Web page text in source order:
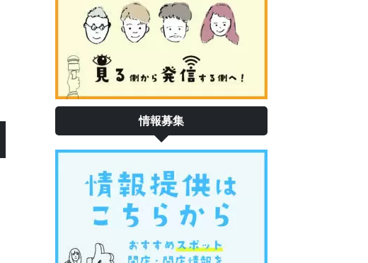
情報募集